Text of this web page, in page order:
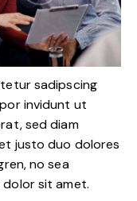
sadipscing
invidunt ut
sed diam
justo duo dolores
no sea
sit amet.